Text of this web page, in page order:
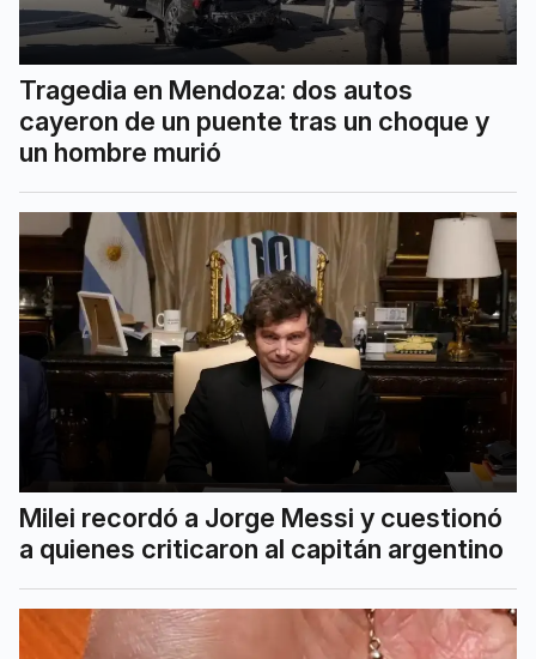
Tragedia en Mendoza: dos autos
cayeron de un puente tras un choque y
un hombre murió
Milei recordó a Jorge Messi y cuestionó
a quienes criticaron al capitán argentino